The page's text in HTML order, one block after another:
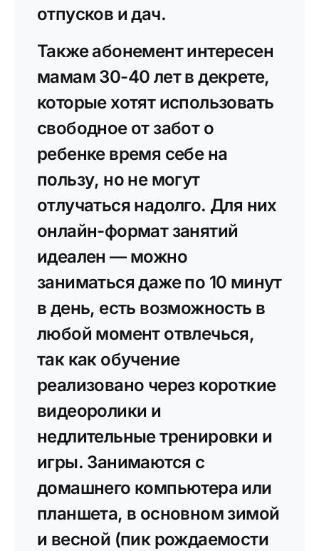
отпусков и дач.
Также абонемент интересен
мамам 30-40 лет в декрете,
которые хотят использовать
свободное от забот о
ребенке время себе на
пользу, но не могут
отлучаться надолго. Для них
онлайн-формат занятий
идеален — можно
заниматься даже по 10 минут
в день, есть возможность в
любой момент отвлечься,
так как обучение
реализовано через короткие
видеоролики и
недлительные тренировки и
игры. Занимаются с
домашнего компьютера или
планшета, в основном зимой
и весной (пик рождаемости